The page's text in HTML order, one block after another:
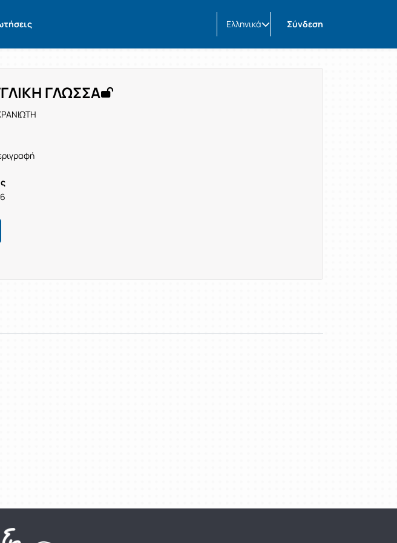
Ελληνικά Σύνδεση
ΓΛΩΣΣΑ